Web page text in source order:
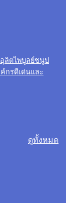
ลิตไพบูลย์ชนูป
กรดีเด่นและ
ดูทั้งหมด